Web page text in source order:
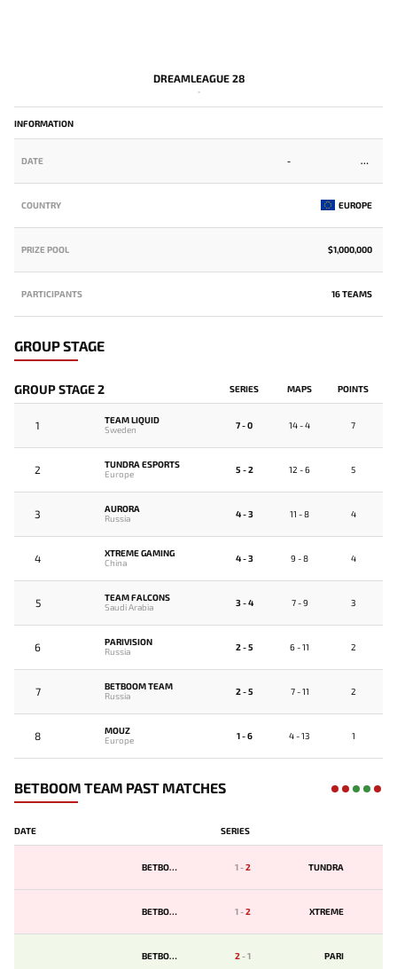
DREAMLEAGUE 28
-
INFORMATION
DATE -
COUNTRY EUROPE
PRIZE POOL $1,000,000
PARTICIPANTS 16 TEAMS
GROUP STAGE
GROUP STAGE 2 SERIES MAPS POINTS
1
TEAM LIQUID
Sweden
7 - 0 14 - 4 7
2
TUNDRA ESPORTS
Europe
5 - 2 12 - 6 5
3
AURORA
Russia
4 - 3 11 - 8 4
4
XTREME GAMING
China
4 - 3 9 - 8 4
5
TEAM FALCONS
Saudi Arabia
3 - 4 7 - 9 3
6
PARIVISION
Russia
2 - 5 6 - 11 2
7
BETBOOM TEAM
Russia
2 - 5 7 - 11 2
8
MOUZ
Europe
1 - 6 4 - 13 1
BETBOOM TEAM PAST MATCHES
DATE SERIES
BETBOOM 1-2 TUNDRA
BETBOOM 1-2 XTREME
BETBOOM 2-1 PARI